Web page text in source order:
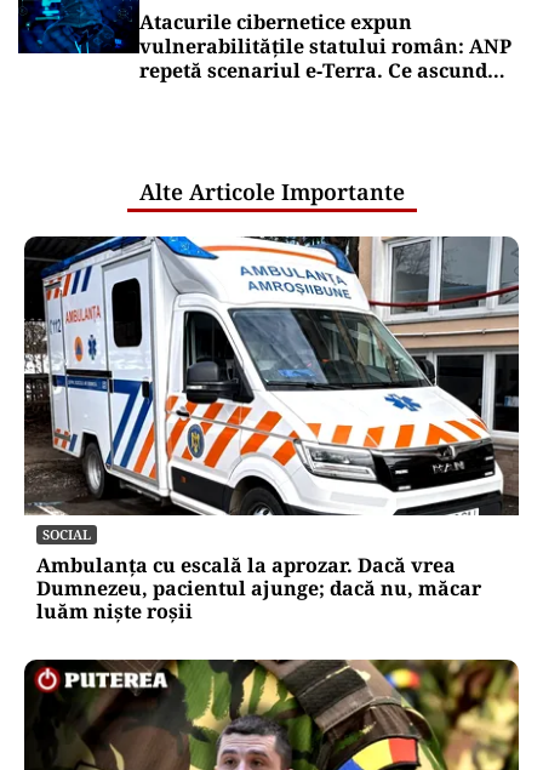
Atacurile cibernetice expun
vulnerabilitățile statului român: ANP
repetă scenariul e‑Terra. Ce ascund
Alte Articole Importante
SOCIAL
Ambulanța cu escală la aprozar. Dacă vrea
Dumnezeu, pacientul ajunge; dacă nu, măcar
luăm niște roșii